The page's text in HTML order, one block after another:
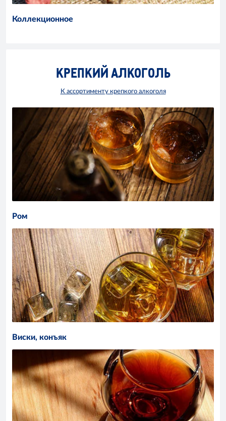
Коллекционное
КРЕПКИЙ АЛКОГОЛЬ
К ассортименту крепкого алкоголя
Ром
Виски, конъяк